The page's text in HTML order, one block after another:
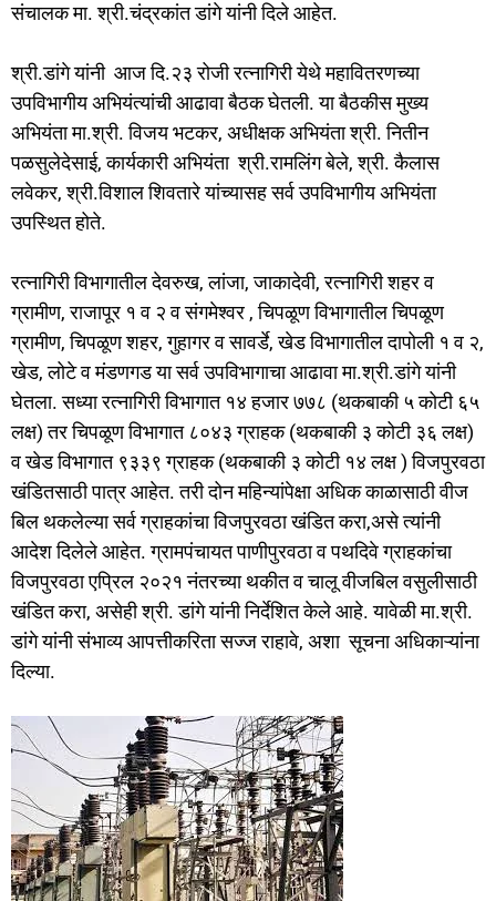
संचालक मा. श्री.चंद्रकांत डांगे यांनी दिले आहेत.
श्री.डांगे यांनी आज दि.२३ रोजी रत्नागिरी येथे महावितरणच्या
उपविभागीय अभियंत्यांची आढावा बैठक घेतली. या बैठकीस मुख्य
अभियंता मा.श्री. विजय भटकर, अधीक्षक अभियंता श्री. नितीन
पळसुलेदेसाई, कार्यकारी अभियंता श्री.रामलिंग बेले, श्री. कैलास
लवेकर, श्री.विशाल शिवतारे यांच्यासह सर्व उपविभागीय अभियंता
उपस्थित होते.
रत्नागिरी विभागातील देवरुख, लांजा, जाकादेवी, रत्नागिरी शहर व
ग्रामीण, राजापूर १ व २ व संगमेश्वर , चिपळूण विभागातील चिपळूण
ग्रामीण, चिपळूण शहर, गुहागर व सावर्डे, खेड विभागातील दापोली १ व २,
खेड, लोटे व मंडणगड या सर्व उपविभागाचा आढावा मा.श्री.डांगे यांनी
घेतला. सध्या रत्नागिरी विभागात १४ हजार ७७८ (थकबाकी ५ कोटी ६५
लक्ष) तर चिपळूण विभागात ८०४३ ग्राहक (थकबाकी ३ कोटी ३६ लक्ष)
व खेड विभागात ९३३९ ग्राहक (थकबाकी ३ कोटी १४ लक्ष ) विजपुरवठा
खंडितसाठी पात्र आहेत. तरी दोन महिन्यांपेक्षा अधिक काळासाठी वीज
बिल थकलेल्या सर्व ग्राहकांचा विजपुरवठा खंडित करा,असे त्यांनी
आदेश दिलेले आहेत. ग्रामपंचायत पाणीपुरवठा व पथदिवे ग्राहकांचा
विजपुरवठा एप्रिल २०२१ नंतरच्या थकीत व चालू वीजबिल वसुलीसाठी
खंडित करा, असेही श्री. डांगे यांनी निर्देशित केले आहे. यावेळी मा.श्री.
डांगे यांनी संभाव्य आपत्तीकरिता सज्ज राहावे, अशा सूचना अधिकाऱ्यांना
दिल्या.